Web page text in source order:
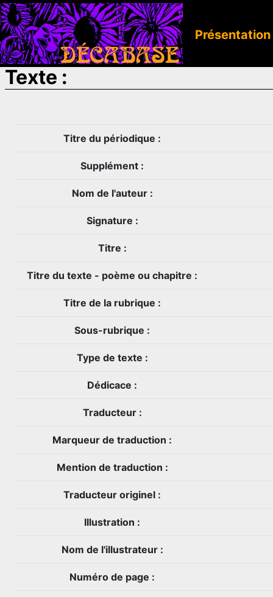
Présentation
Texte :
Titre du périodique :
Supplément :
Nom de l'auteur :
Signature :
Titre :
Titre du texte - poème ou chapitre :
Titre de la rubrique :
Sous-rubrique :
Type de texte :
Dédicace :
Traducteur :
Marqueur de traduction :
Mention de traduction :
Traducteur originel :
Illustration :
Nom de l'illustrateur :
Numéro de page :